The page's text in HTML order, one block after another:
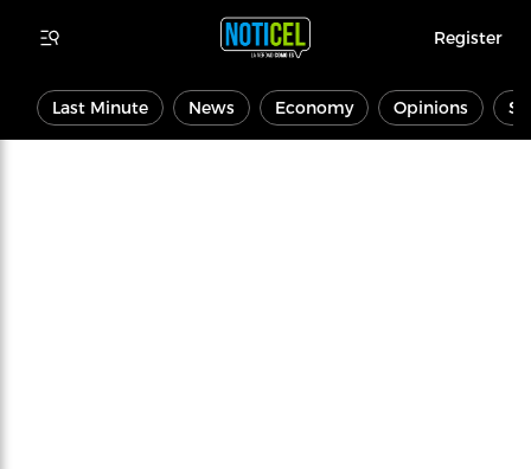
Register
Last Minute News Economy Opinions